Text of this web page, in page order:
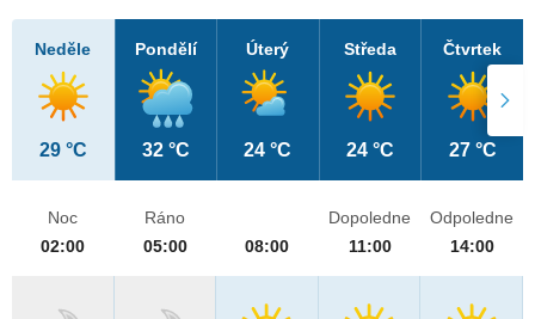
Neděle
29 °C
Pondělí
32 °C
Úterý
24 °C
Středa
24 °C
Čtvrtek
27 °C
Noc
02:00
Ráno
05:00
08:00
Dopoledne
11:00
Odpoledne
14:00